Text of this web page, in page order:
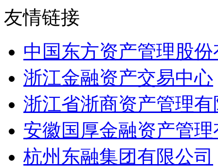
友情链接
中国东方资产管理股
浙江金融资产交易中心
浙江省浙商资产管理
安徽国厚金融资产管
杭州东融集团有限公司